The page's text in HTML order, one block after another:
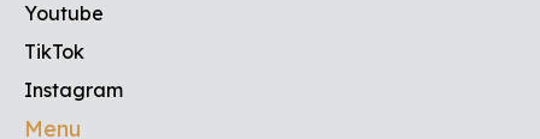
Youtube
TikTok
Instagram
Menu